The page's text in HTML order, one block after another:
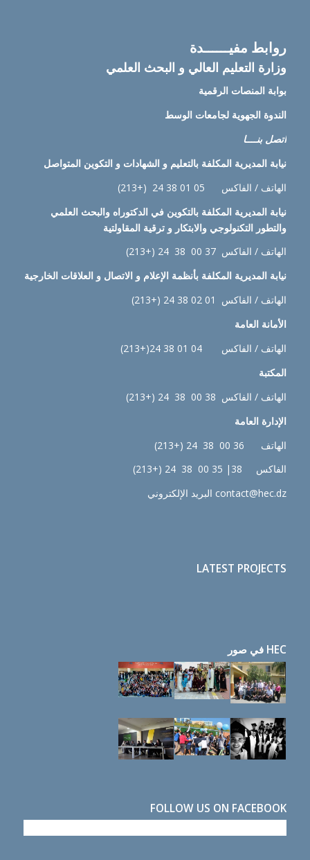
روابط مفيــــــدة
وزارة التعليم العالي و البحث العلمي
بوابة المنصات الرقمية
الندوة الجهوية لجامعات الوسط
اتصل بنــــا
نيابة المديرية المكلفة بالتعليم و الشهادات و التكوين المتواصل
الهاتف / الفاكس 05 01 38 24 (+213)
نيابة المديرية المكلفة بالتكوين في الدكتوراه والبحث العلمي
والتطور التكنولوجي والابتكار و ترقية المقاولتية
الهاتف / الفاكس 37 00 38 24 (+213)
نيابة المديرية المكلفة بأنظمة الإعلام و الاتصال و العلاقات الخارجية
الهاتف / الفاكس 01 02 38 24 (+213)
الأمانة العامة
الهاتف / الفاكس 04 01 38 24(+213)
المكتبة
الهاتف / الفاكس 38 00 38 24 (+213)
الإدارة العامة
الهاتف 36 00 38 24 (+213)
الفاكس 38| 35 00 38 24 (+213)
contact@hec.dz البريد الإلكتروني
LATEST PROJECTS
HEC في صور
FOLLOW US ON FACEBOOK